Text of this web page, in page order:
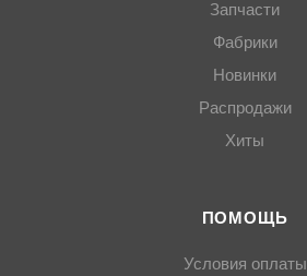
Запчасти
Фабрики
Новинки
Распродажи
Хиты
ПОМОЩЬ
Условия оплаты